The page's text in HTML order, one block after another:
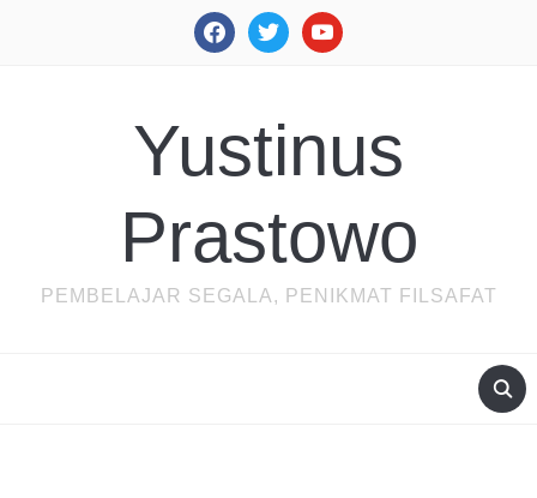
facebooktwitter youtube
Yustinus
Prastowo
PEMBELAJAR SEGALA, PENIKMAT FILSAFAT